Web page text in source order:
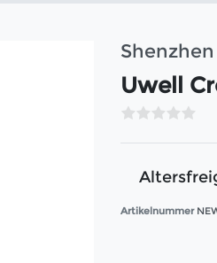
Uwell
Artikelnummer